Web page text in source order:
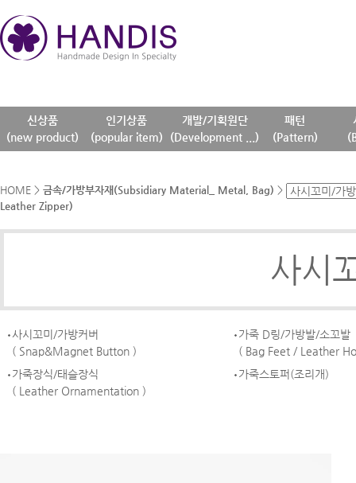
신상품
(new product)
인기상품
(popular item)
개발/기획원단
(Development ...)
패턴
(Pattern)
HOME > 금속/가방부자재(Subsidiary Material_ Metal, Bag) >
Leather Zipper)
사시
사시꼬미/가방커버
( Snap&Magnet Button )
가죽 D링/가방발/소꼬발
( Bag Feet / Leather
가죽장식/태슬장식
( Leather Ornamentation )
가죽스토퍼(조리개)